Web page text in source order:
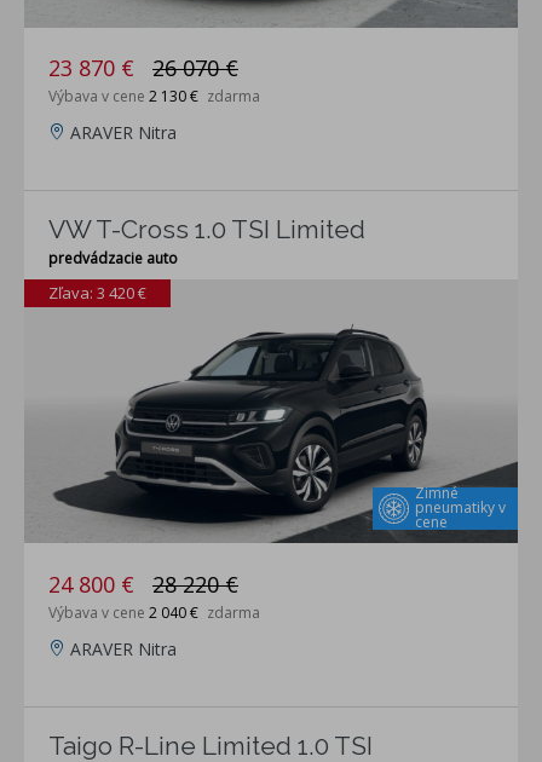
23 870 € 26 070 €
Výbava v cene 2 130 € zdarma
ARAVER Nitra
VW T-Cross 1.0 TSI Limited
predvádzacie auto
Zimné
pneumatiky v
cene
Zľava: 3 420 €
24 800 € 28 220 €
Výbava v cene 2 040 € zdarma
ARAVER Nitra
Taigo R-Line Limited 1.0 TSI